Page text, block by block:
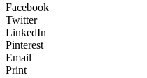
Facebook
Twitter
LinkedIn
Pinterest
Email
Print